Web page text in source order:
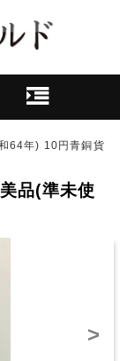
64年) 10円青銅貨
品(準未使
>